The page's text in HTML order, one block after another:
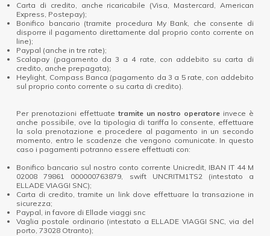
Carta di credito, anche ricaricabile (Visa, Mastercard, American
Express, Postepay);
Bonifico bancario (tramite procedura My Bank, che consente di
disporre il pagamento direttamente dal proprio conto corrente on
line);
Paypal (anche in tre rate);
Scalapay (pagamento da 3 a 4 rate, con addebito su carta di
credito, anche prepagata);
Heylight, Compass Banca (pagamento da 3 a 5 rate, con addebito
sul proprio conto corrente o su carta di credito).
Per prenotazioni effettuatetramite un nostro operatore invece è
anche possibile, ove la tipologia di tariffa lo consente, effettuare
la sola prenotazione e procedere al pagamento in un secondo
momento, entro le scadenze che vengono comunicate. In questo
caso i pagamenti potranno essere effettuati con:
Bonifico bancario sul nostro conto corrente Unicredit, IBAN IT 44 M
02008 79861 000000763879, swift UNCRITM1TS2 (intestato a
ELLADE VIAGGI SNC);
Carta di credito, tramite un link dove effettuare la transazione in
sicurezza;
Paypal, in favore di Ellade viaggi snc
Vaglia postale ordinario (intestato a ELLADE VIAGGI SNC, via del
porto, 73028 Otranto);